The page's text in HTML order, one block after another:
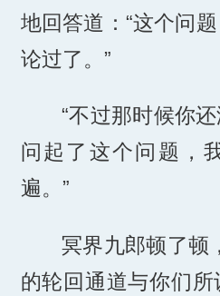
地回答道：“这个问
论过了。”
“不过那时候你
问起了这个问题，
遍。”
冥界九郎顿了顿
的轮回通道与你们所